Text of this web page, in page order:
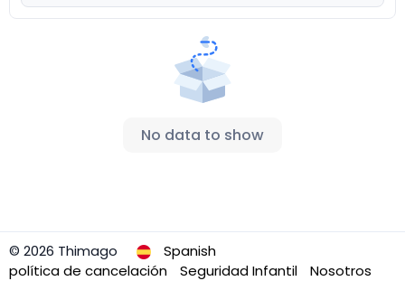
No data to show
© 2026 Thimago
Spanish
política de cancelación
Seguridad Infantil Nosotros